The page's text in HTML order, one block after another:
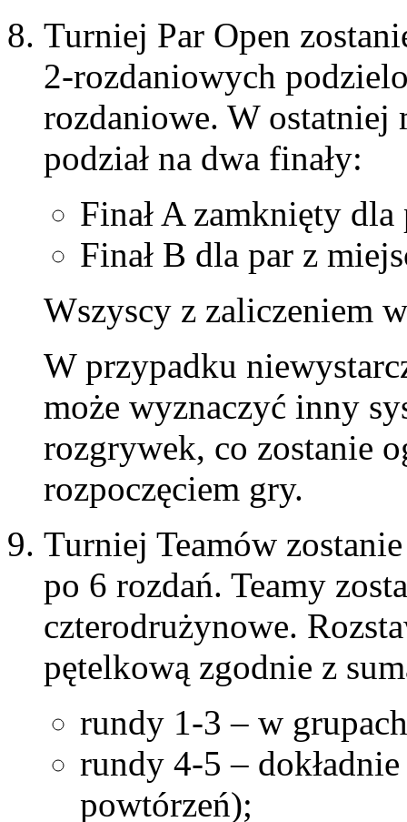
Turniej Par Open
2-rozdaniowych
rozdaniowe. W ostatniej
podział na dwa finały:
Finał A zamknięty
Finał B dla par z
Wszyscy z zaliczeniem
W przypadku
może wyznaczyć inny
rozgrywek, co zostanie
rozpoczęciem gry.
Turniej Teamów
po 6 rozdań. Teamy
czterodrużynowe.
pętelkową zgodnie z
rundy 1-3 – w
rundy 4-5 –
powtórzeń);